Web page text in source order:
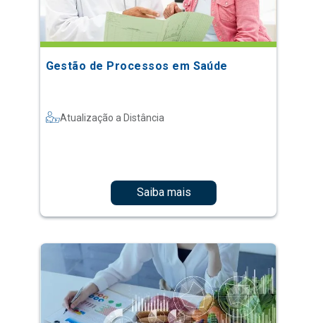
Gestão de Processos em Saúde
Atualização a Distância
Saiba mais